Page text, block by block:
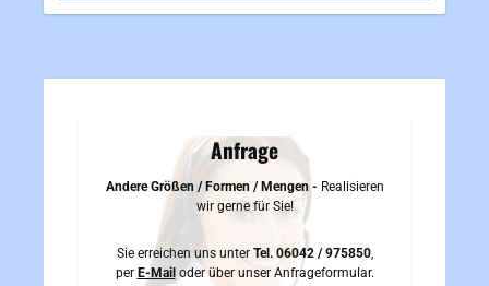
Anfrage
Andere Größen / Formen / Mengen - Realisieren
wir gerne für Sie!
Sie erreichen uns unter Tel. 06042 / 975850,
per E-Mail oder über unser Anfrageformular.